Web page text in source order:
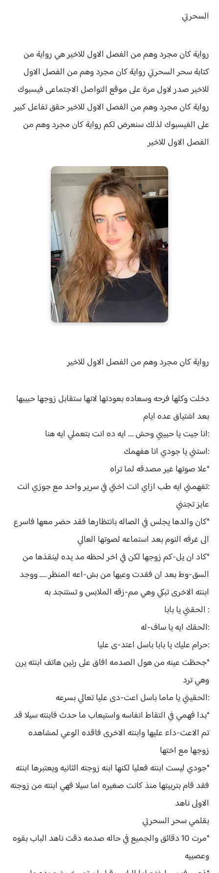
السحرتي
رواية كان مجرد وهم من الفصل الاول للاخير هي رواية من
كتابة سحر السحرتي رواية كان مجرد وهم من الفصل الاول
للاخير صدر لاول مرة على موقع التواصل الاجتماعى فيسبوك
روايةكان مجرد وهم من الفصل الاول للاخير حققتفاعل كبير
على الفيسبوك لذلك سنعرض لكمروايةكان مجرد وهم من
الفصل الاول للاخير
روايةكان مجرد وهم من الفصل الاول للاخير
دخلت وكلها فرحه وسعاده بعودتها لانها ستقابل زوجها حبيبها
بعد اشتياق عده ايام
:انا جيت يا حبيبي وحش …. ايه ده انت بتعملي ايه هنا
:استني يا جودي انا هفهمك
*علا صوتها غير مصدقه لما تراه
:تفهمني ايه طب ازاي انت اختي في سرير واحد مع جوزي انت
عايز تجنني
*كان والدها يجلس في الصاله بانتظارها فقد حضر معها فاسرع
الى غرفه النوم بعد استماعه لصوتها العالي
*كاد ان يل-كم زوجها لكن في اخر لحظه مد يده لينقذها من
السق-وط بعد ان فقدت وعيها من بش-اعه المنظر ….. ووجد
ابنته الاخرى تبكي وهي مم-زقه الملابس و تستنجد به
: الحقني يا بابا
:الحقك ايه يا ساف-له
:حرام عليك يا بابا باسل اعتد-ى عليا
*جحظت عينه من هول الصدمه افاق على رنين هاتف ابنته يرن
وهي ترد
:الحقيني يا ماما باسل اعت-دى عليا تعالي بسرعه
*بدا فهمي في التقاط انفاسه واستيعاب ما حدث فابنته سيلا قد
تم الاعت-داء عليها وابنته الاخرى فاقده الوعي لمشاهده
زوجها مع اختها
*جودي ليست ابنته فعليا لكنها ابنه زوجته الثانيه ويعتبرها ابنته
فقد قام بتربيتها منذ كانت صغيره اما سيلا فهي ابنته من زوجته
الاولى ناهد
بقلمي سحر السحرتي
*مرت 10 دقائق والجميع في حاله صدمه دقت ناهد الباب بقوه
وعصبيه